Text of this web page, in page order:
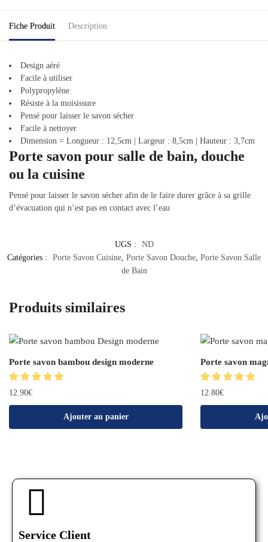
Fiche Produit Description
Design aéré
Facile à utiliser
Polypropylène
Résiste à la moisissure
Pensé pour laisser le savon sécher
Facile à nettoyer
Dimension = Longueur : 12,5cm | Largeur : 8,5cm | Hauteur : 3,7cm
Porte savon pour salle de bain, douche
ou la cuisine
Pensé pour laisser le savon sécher afin de le faire durer grâce à sa grille
d’évacuation qui n’est pas en contact avec l’eau
UGS :
ND
Catégories :
Porte Savon Cuisine Porte Savon Douche Porte Savon Salle
de Bain
Produits similaires
Porte savon bambou design moderne
12.90€
Ajouter au panier
Porte savon
12.80€
Service Client